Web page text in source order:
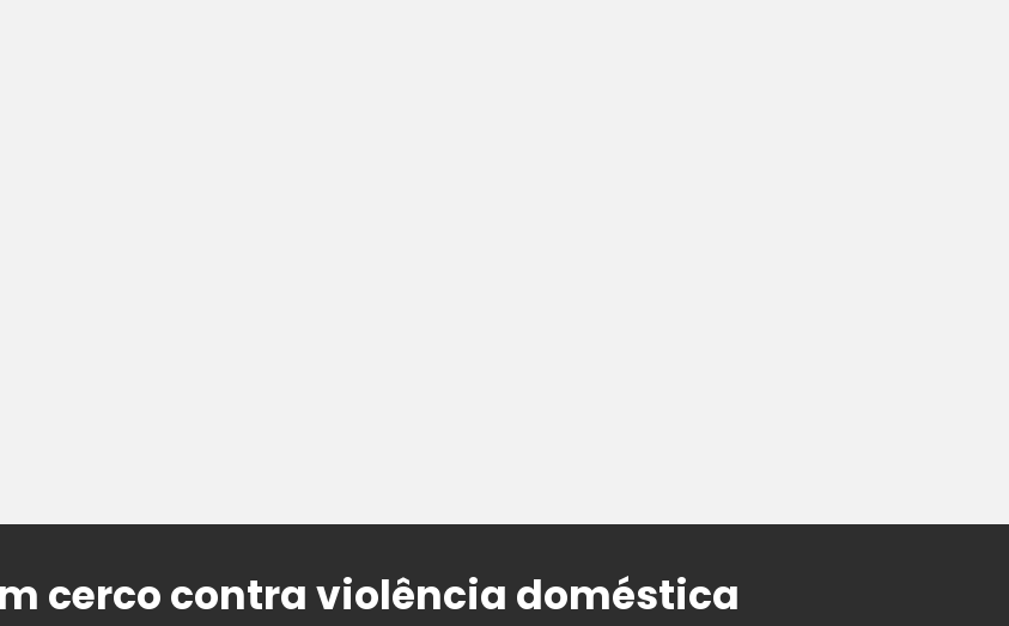
cerco contra violência doméstica